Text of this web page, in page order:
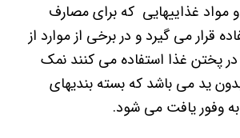
غذاییهایی که برای مصارف
قرار می گیرد و در برخی از موارد از
در پختن غذا استفاده می کنند نمک
ید می باشد که بسته بندیهای
به وفور یافت می شود.